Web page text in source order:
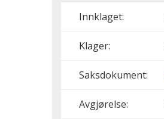
Innklaget:
Klager:
Saksdokument:
Avgjørelse: